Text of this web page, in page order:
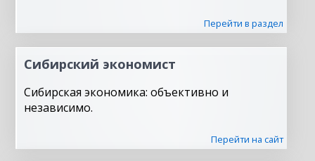
Перейти в раздел
Сибирский экономист
Сибирская экономика: объективно и
независимо.
Перейти на сайт